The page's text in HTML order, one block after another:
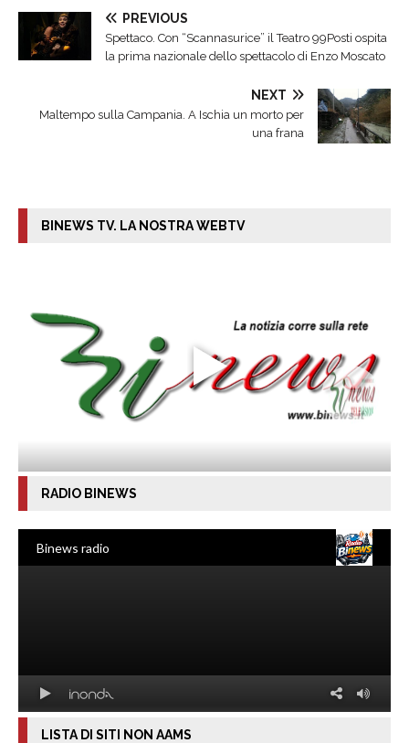
PREVIOUS
Spettaco. Con “Scannasurice” il Teatro 99Posti ospita
la prima nazionale dello spettacolo di Enzo Moscato
NEXT
Maltempo sulla Campania. A Ischia un morto per
una frana
BINEWS TV. LA NOSTRA WEBTV
RADIO BINEWS
LISTA DI SITI NON AAMS